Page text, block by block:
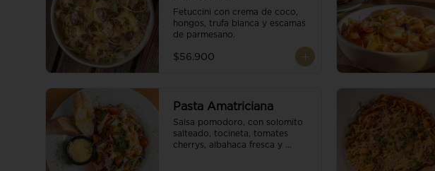
Fetuccini con crema de coco,
hongos, trufa blanca y escamas
de parmesano.
$56.900
Pasta Amatriciana
Salsa pomodoro, con solomito
salteado, tocineta, tomates
cherrys, albahaca fresca y